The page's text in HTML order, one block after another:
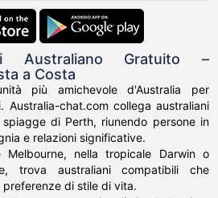
Australiano Gratuito –
a Costa
più amichevole d'Australia per
Australia-chat.com collega australiani
di Perth, riunendo persone in
e relazioni significative.
nella tropicale Darwin o
trova australiani compatibili che
di stile di vita.